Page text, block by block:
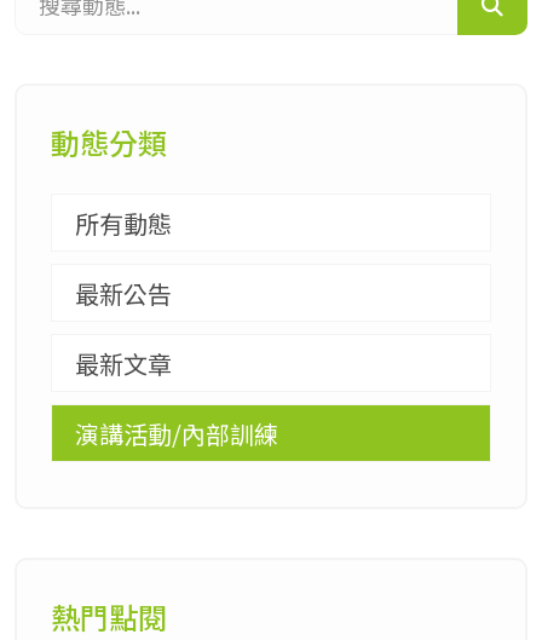
動態分類
所有動態
最新公告
最新文章
演講活動/內部訓練
熱門點閱